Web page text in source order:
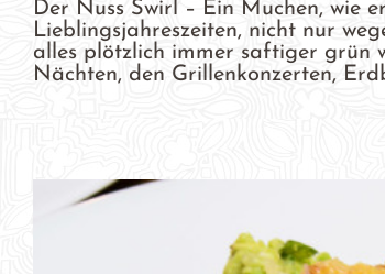
Der Nuss Swirl – Ein Muchen, wie
Lieblingsjahreszeiten, nicht nur
alles plötzlich immer saftiger grün
Nächten, den Grillenkonzerten,